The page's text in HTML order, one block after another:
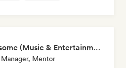
Justin Newsome (Music & Entertainment Executive | A&R, Artist Development & Partnerships | Applied AI & Systems Strategy)
Manager, Mentor